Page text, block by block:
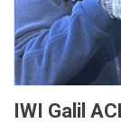
IWI Galil